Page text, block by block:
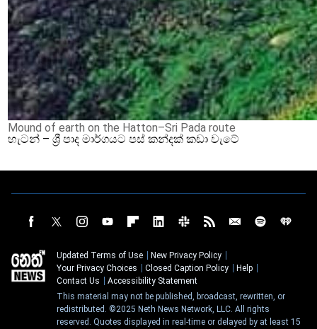
Mound of earth on the Hatton–Sri Pada route
හැටන් – ශ්‍රී පාද මාර්ගයට පස් කන්දක් කඩා වැටේ
Updated Terms of Use
New Privacy Policy
Your Privacy Choices
Closed Caption Policy
Help
Contact Us
Accessibility Statement
This material may not be published, broadcast, rewritten, or
redistributed. ©2025 Neth News Network, LLC. All rights
reserved. Quotes displayed in real-time or delayed by at least 15